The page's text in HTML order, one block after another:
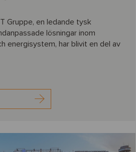
Gruppe, en ledande tysk
lösningar inom
energisystem, har blivit en del av